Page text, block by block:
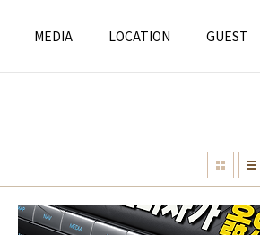
MEDIA LOCATION GUEST